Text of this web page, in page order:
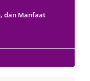
dan Manfaat